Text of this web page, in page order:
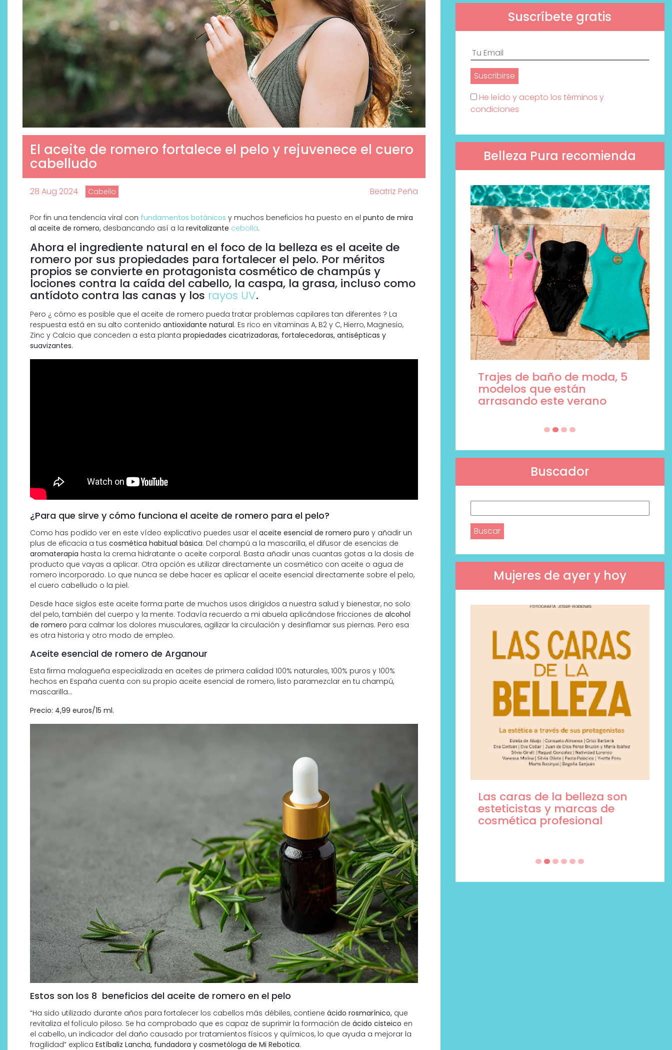
El aceite de romero fortalece el pelo y rejuvenece el cuero
cabelludo
28 Aug 2024 Cabello Beatriz Peña
Por fin una tendencia viral con fundamentos botánicos y muchos beneficios ha puesto en el punto de mira
al aceite de romero, desbancando así a la revitalizante cebolla.
Ahora el ingrediente natural en el foco de la belleza es el aceite de
romero por sus propiedades para fortalecer el pelo. Por méritos
propios se convierte en protagonista cosmético de champús y
lociones contra la caída del cabello, la caspa, la grasa, incluso como
antídoto contra las canas y los rayos UV.
Pero ¿ cómo es posible que el aceite de romero pueda tratar problemas capilares tan diferentes ? La
respuesta está en su alto contenido antioxidante natural. Es rico en vitaminas A, B2 y C, Hierro, Magnesio,
Zinc y Calcio que conceden a esta planta propiedades cicatrizadoras, fortalecedoras, antisépticas y
suavizantes.
¿Para que sirve y cómo funciona el aceite de romero para el pelo?
Como has podido ver en este vídeo explicativo puedes usar el aceite esencial de romero puro y añadir un
plus de eficacia a tus cosmética habitual básica. Del champú a la mascarilla, el difusor de esencias de
aromaterapia hasta la crema hidratante o aceite corporal. Basta añadir unas cuantas gotas a la dosis de
producto que vayas a aplicar. Otra opción es utilizar directamente un cosmético con aceite o agua de
romero incorporado. Lo que nunca se debe hacer es aplicar el aceite esencial directamente sobre el pelo,
el cuero cabelludo o la piel.
Desde hace siglos este aceite forma parte de muchos usos dirigidos a nuestra salud y bienestar, no solo
del pelo, también del cuerpo y la mente. Todavía recuerdo a mi abuela aplicándose fricciones de alcohol
de romero para calmar los dolores musculares, agilizar la circulación y desinflamar sus piernas. Pero esa
es otra historia y otro modo de empleo.
Aceite esencial de romero de Arganour
Esta firma malagueña especializada en aceites de primera calidad 100% naturales, 100% puros y 100%
hechos en España cuenta con su propio aceite esencial de romero, listo paramezclar en tu champú,
mascarilla…
Precio: 4,99 euros/15 ml.
Estos son los 8 beneficios del aceite de romero en el pelo
“Ha sido utilizado durante años para fortalecer los cabellos más débiles, contiene ácido rosmarínico, que
revitaliza el folículo piloso. Se ha comprobado que es capaz de suprimir la formación de ácido cisteico en
el cabello, un indicador del daño causado por tratamientos físicos y químicos, lo que ayuda a mejorar la
fragilidad” explica Estíbaliz Lancha, fundadora y cosmetóloga de Mi Rebotica.
Suscríbete gratis
He leído y acepto los términos y
condiciones
Belleza Pura recomienda
Trajes de baño de moda, 5
modelos que están
arrasando este verano
Buscador
Mujeres de ayer y hoy
Labeau Organic continúa
apostando por la cosmética
del bienestar
Las caras de la belleza son
esteticistas y marcas de
cosmética profesional